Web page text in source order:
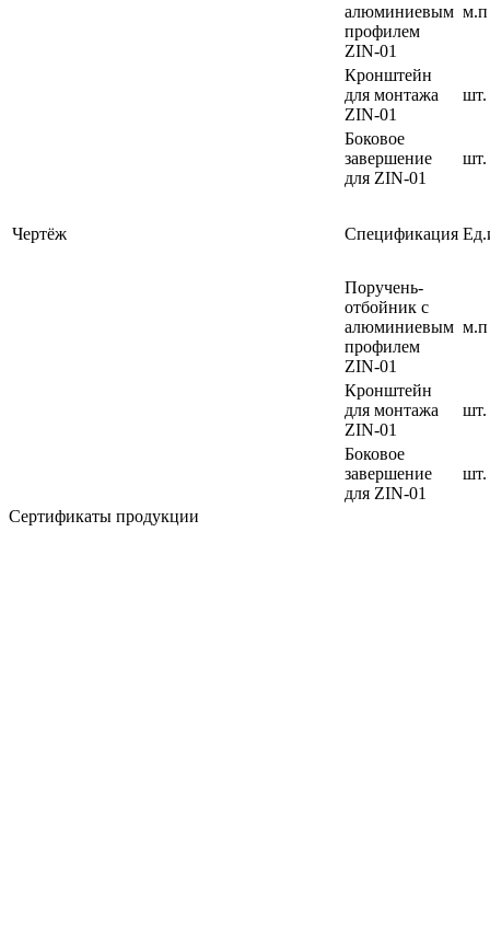
алюминиевым
профилем
ZIN-01
м.п
Кронштейн
для монтажа
ZIN-01
шт.
Боковое
завершение
для ZIN-01
шт.
Чертёж Спецификация
Поручень-
отбойник с
алюминиевым
профилем
ZIN-01
м.п
Кронштейн
для монтажа
ZIN-01
шт.
Боковое
завершение
для ZIN-01
шт.
Сертификаты продукции